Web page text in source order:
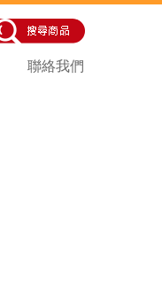
聯絡我們